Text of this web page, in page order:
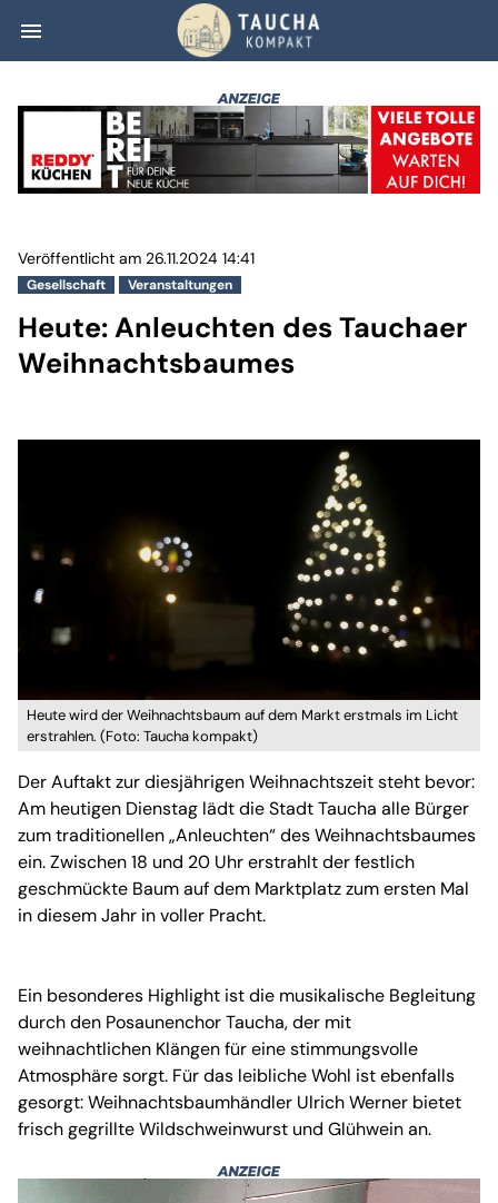
menu Heute:
Gesellschaft Veranstaltungen
Veröffentlicht am 26.11.2024 14:41
Heute: Anleuchten des Tauchaer
Weihnachtsbaumes
Heute wird der Weihnachtsbaum auf dem Markt erstmals im Licht
erstrahlen. (Foto: Taucha kompakt)
Der Auftakt zur diesjährigen Weihnachtszeit steht bevor:
Am heutigen Dienstag lädt die Stadt Taucha alle Bürger
zum traditionellen „Anleuchten“ des Weihnachtsbaumes
ein. Zwischen 18 und 20 Uhr erstrahlt der festlich
geschmückte Baum auf dem Marktplatz zum ersten Mal
in diesem Jahr in voller Pracht.
Ein besonderes Highlight ist die musikalische Begleitung
durch den Posaunenchor Taucha, der mit
weihnachtlichen Klängen für eine stimmungsvolle
Atmosphäre sorgt. Für das leibliche Wohl ist ebenfalls
gesorgt: Weihnachtsbaumhändler Ulrich Werner bietet
frisch gegrillte Wildschweinwurst und Glühwein an.